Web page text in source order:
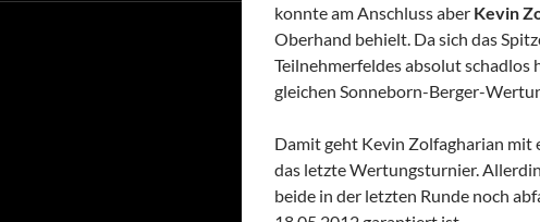
konnte am Anschluss aber Kevin
Oberhand behielt. Da sich das
Teilnehmerfeldes absolut schadlos
gleichen Sonneborn-Berger-
Damit geht Kevin Zolfagharian mit
das letzte Wertungsturnier.
beide in der letzten Runde noch